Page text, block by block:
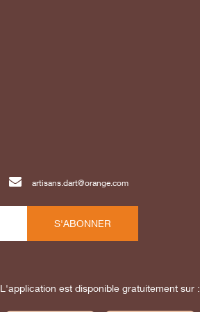
artisans.dart@orange.com
S'ABONNER
L'application est disponible gratuitement sur :